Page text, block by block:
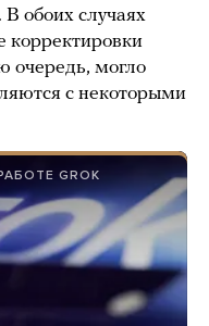
обоих случаях
корректировки
очередь, могло
с некоторыми
GROK